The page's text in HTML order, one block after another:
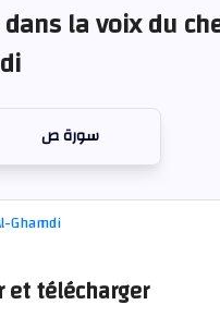
la voix du
سورة ص
et télécharger